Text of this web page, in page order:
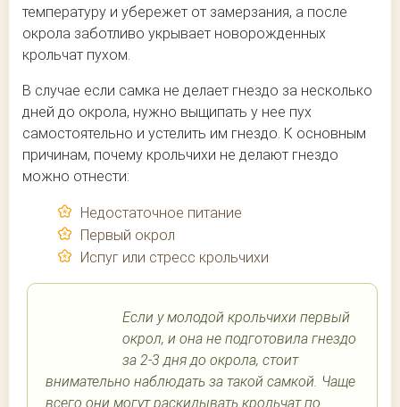
температуру и убережет от замерзания, а после
окрола заботливо укрывает новорожденных
крольчат пухом.
В случае если самка не делает гнездо за несколько
дней до окрола, нужно выщипать у нее пух
самостоятельно и устелить им гнездо. К основным
причинам, почему крольчихи не делают гнездо
можно отнести:
Недостаточное питание
Первый окрол
Испуг или стресс крольчихи
Если у молодой крольчихи первый
окрол, и она не подготовила гнездо
за 2-3 дня до окрола, стоит
внимательно наблюдать за такой самкой. Чаще
всего они могут раскидывать крольчат по